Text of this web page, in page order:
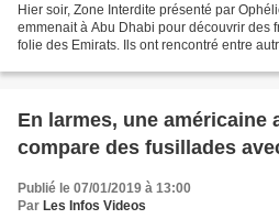
Hier soir, Zone Interdite présenté par
emmenait à Abu Dhabi pour découvrir des
folie des Emirats. Ils ont rencontré entre
En larmes, une américaine
compare des fusillades
Publié le 07/01/2019 à 13:00
Par Les Infos Videos